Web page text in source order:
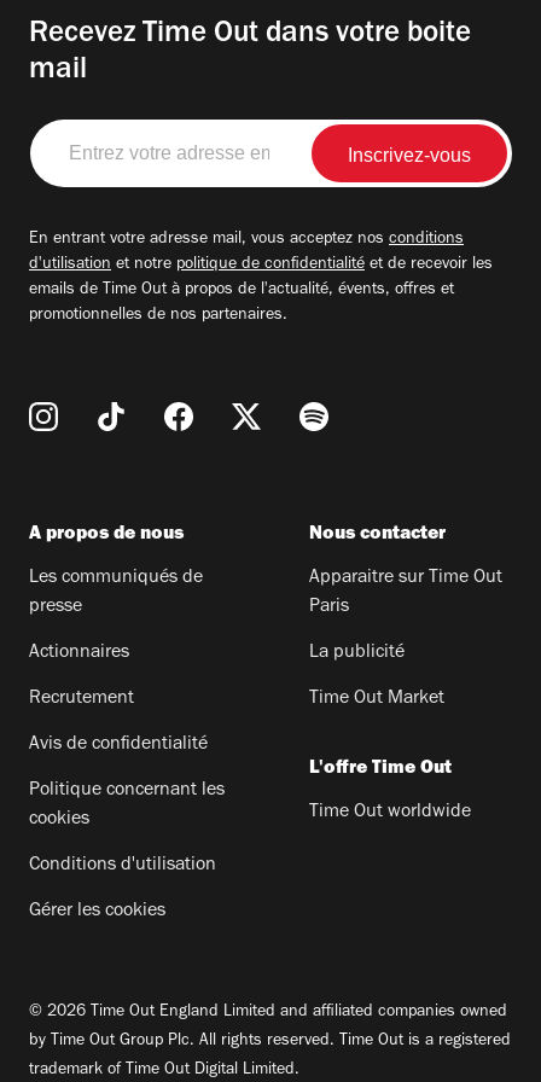
Recevez Time Out dans votre boite
mail
Entrez
votre
adresse
En entrant votre adresse mail, vous acceptez nos conditions
d'utilisation et notre politique de confidentialité et de recevoir les
emails de Time Out à propos de l'actualité, évents, offres et
promotionnelles de nos partenaires.
A propos de nous
Les communiqués de
presse
Actionnaires
Recrutement
Avis de confidentialité
Politique concernant les
cookies
Conditions d'utilisation
Gérer les cookies
Nous contacter
Apparaitre sur Time Out
Paris
La publicité
Time Out Market
L'offre Time Out
Time Out worldwide
© 2026 Time Out England Limited and affiliated companies owned
by Time Out Group Plc. All rights reserved. Time Out is a registered
trademark of Time Out Digital Limited.